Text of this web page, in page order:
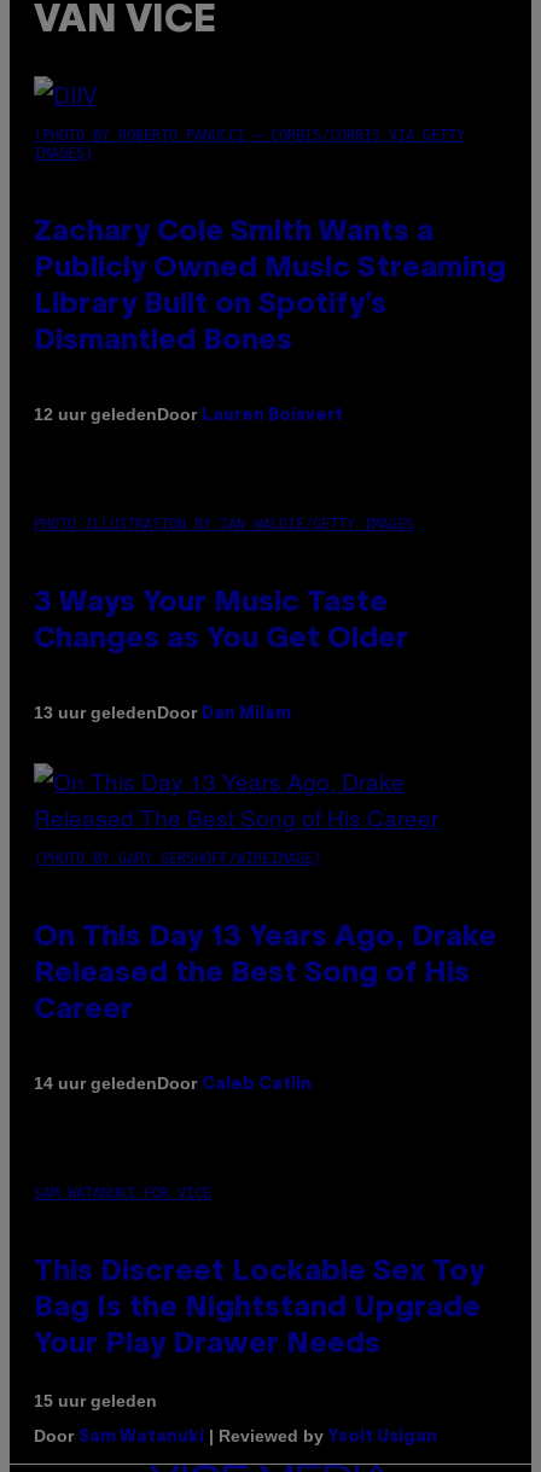
VAN VICE
(PHOTO BY ROBERTO PANUCCI – CORBIS/CORBIS VIA GETTY
IMAGES)
Zachary Cole Smith Wants a
Publicly Owned Music Streaming
Library Built on Spotify’s
Dismantled Bones
12 uur geledenDoor Lauren Boisvert
PHOTO ILLUSTRATION BY IAN WALDIE/GETTY IMAGES
3 Ways Your Music Taste
Changes as You Get Older
13 uur geledenDoor Dan Milam
(PHOTO BY GARY GERSHOFF/WIREIMAGE)
On This Day 13 Years Ago, Drake
Released the Best Song of His
Career
14 uur geledenDoor Caleb Catlin
SAM WATANUKI FOR VICE
This Discreet Lockable Sex Toy
Bag Is the Nightstand Upgrade
Your Play Drawer Needs
15 uur geleden
Door Sam Watanuki | Reviewed by Ysolt Usigan